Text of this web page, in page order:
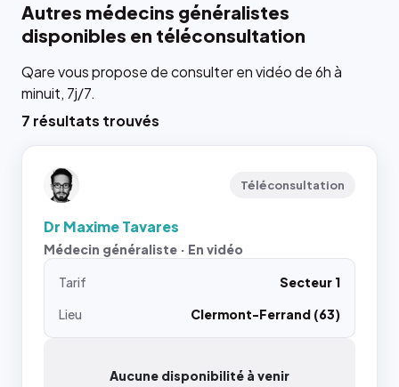
Autres médecins généralistes
disponibles en téléconsultation
Qare vous propose de consulter en vidéo de 6h à
minuit, 7j/7.
7 résultats trouvés
Téléconsultation
Dr Maxime Tavares
Médecin généraliste · En vidéo
Tarif
Secteur 1
Lieu
Clermont-Ferrand (63)
Aucune disponibilité à venir